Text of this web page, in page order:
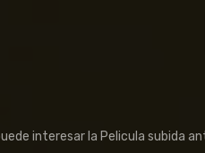
interesar la Pelicula subida